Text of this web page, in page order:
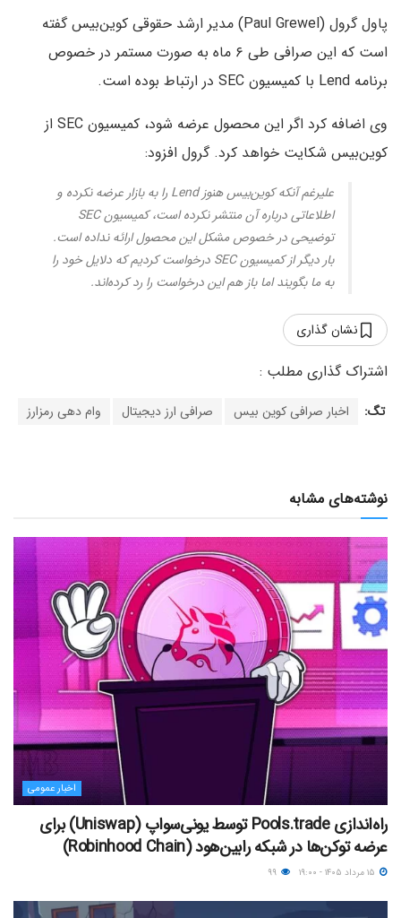
پاول گرول (Paul Grewel) مدیر ارشد حقوقی کوین‌بیس گفته
است که این صرافی طی ۶ ماه به صورت مستمر در خصوص
برنامه Lend با کمیسیون SEC در ارتباط بوده است.
وی اضافه کرد اگر این محصول عرضه شود، کمیسیون SEC از
کوین‌بیس شکایت خواهد کرد. گرول افزود:
علیرغم آنکه کوین‌بیس هنوز Lend را به بازار عرضه نکرده و
اطلاعاتی درباره آن منتشر نکرده است، کمیسیون SEC
توضیحی در خصوص مشکل این محصول ارائه نداده است.
بار دیگر از کمیسیون SEC درخواست کردیم که دلایل خود را
به ما بگویند اما باز هم این درخواست را رد کرده‌اند.
نشان گذاری
تگ: اخبار صرافی کوین بیس صرافی ارز دیجیتال وام دهی رمزارز
نوشته‌های مشابه
اخبار عمومی
راه‌اندازی Pools.trade توسط یونی‌سواپ (Uniswap) برای
عرضه توکن‌ها در شبکه رابین‌هود (Robinhood Chain)